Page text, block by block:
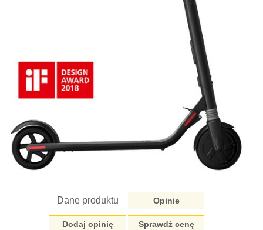
Dane produktu Opinie
Dodaj opinię Sprawdź cenę